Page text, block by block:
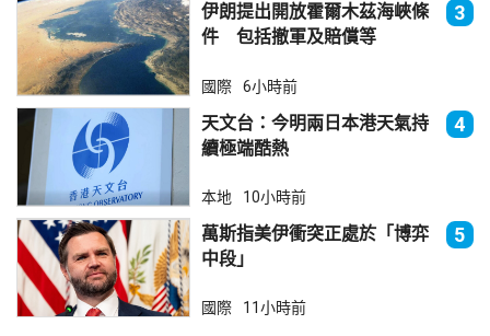
伊朗提出開放霍爾木茲海峽條
件 包括撤軍及賠償等
3
國際 6小時前
天文台：今明兩日本港天氣持
續極端酷熱
4
本地 10小時前
萬斯指美伊衝突正處於「博弈
中段」
5
國際 11小時前